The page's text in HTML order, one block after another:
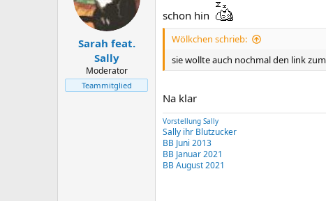
Sarah feat.
Sally
Moderator
Teammitglied
schon hin
Wölkchen schrieb:
sie wollte auch nochmal den link
Na klar
Vorstellung Sally
Sally ihr Blutzucker
BB Juni 2013
BB Januar 2021
BB August 2021